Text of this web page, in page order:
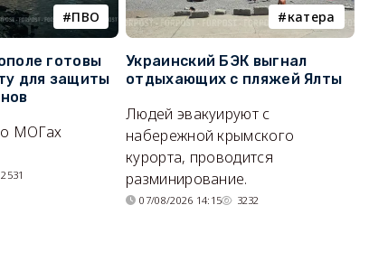
ПВО
готовы
для защиты
о МОГах
2531
катера
Украинский БЭК выгнал
отдыхающих с пляжей Ялты
Людей эвакуируют с
набережной крымского
курорта, проводится
разминирование.
07/08/2026 14:15 3232